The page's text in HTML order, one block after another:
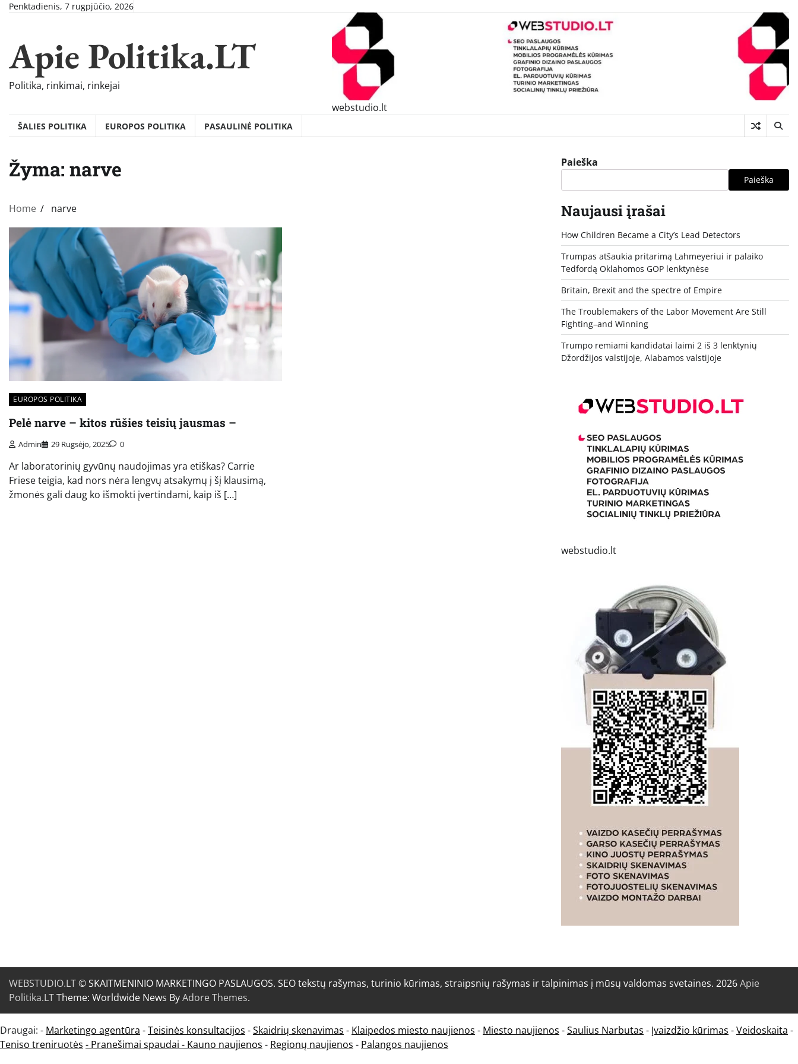
SkipPenktadienis, 7 rugpjūčio, 2026
Apie Politika.LT
Politika, rinkimai, rinkejai
webstudio.lt
ŠALIES POLITIKA EUROPOS POLITIKA PASAULINĖ POLITIKA
Žyma: narve
Home narve
EUROPOS POLITIKA
Pelė narve – kitos rūšies teisių jausmas –
Admin 29 Rugsėjo, 2025 0
Ar laboratorinių gyvūnų naudojimas yra etiškas? Carrie
Friese teigia, kad nors nėra lengvų atsakymų į šį klausimą,
žmonės gali daug ko išmokti įvertindami, kaip iš […]
Paieška
Paieška
Naujausi įrašai
How Children Became a City’s Lead Detectors
Trumpas atšaukia pritarimą Lahmeyeriui ir palaiko
Tedfordą Oklahomos GOP lenktynėse
Britain, Brexit and the spectre of Empire
The Troublemakers of the Labor Movement Are Still
Fighting–and Winning
Trumpo remiami kandidatai laimi 2 iš 3 lenktynių
Džordžijos valstijoje, Alabamos valstijoje
webstudio.lt
WEBSTUDIO.LT© SKAITMENINIO MARKETINGO PASLAUGOS. SEO tekstų rašymas, turinio kūrimas, straipsnių rašymas ir talpinimas į mūsų valdomas svetaines. 2026Apie
Politika.LTTheme: Worldwide News ByAdore Themes.
Draugai: - Marketingo agentūra -Teisinės konsultacijos -Skaidrių skenavimas - Klaipedos miesto naujienos - Miesto naujienos -Saulius Narbutas - Įvaizdžio kūrimas -Veidoskaita -
Teniso treniruotės - Pranešimai spaudai - Kauno naujienos - Regionų naujienos - Palangos naujienos